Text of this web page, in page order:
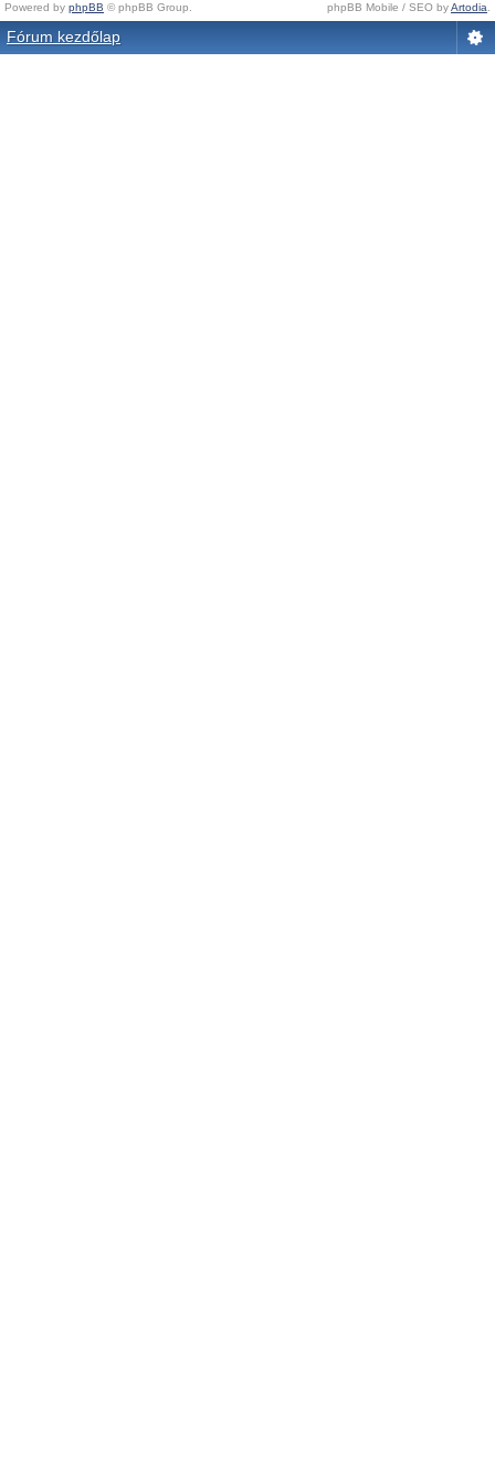
Powered by phpBB © phpBB Group. phpBB Mobile / SEO byArtodia.
Fórum kezdőlap